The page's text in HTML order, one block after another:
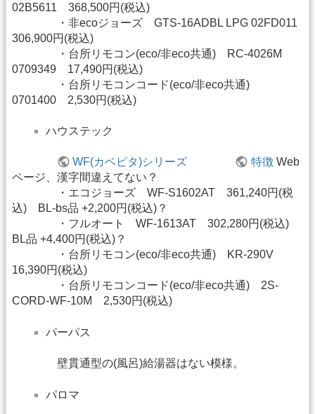
02B5611 368,500円(税込)
・非ecoジョーズ GTS-16ADBL LPG 02FD011
306,900円(税込)
・台所リモコン(eco/非eco共通) RC-4026M
0709349 17,490円(税込)
・台所リモコンコード(eco/非eco共通)
0701400 2,530円(税込)
ハウステック
WF(カベピタ)シリーズ 特徴Web
ページ、漢字間違えてない？
・エコジョーズ WF-S1602AT 361,240円(税
込) BL-bs品 +2,200円(税込)？
・フルオート WF-1613AT 302,280円(税込)
BL品 +4,400円(税込)？
・台所リモコン(eco/非eco共通) KR-290V
16,390円(税込)
・台所リモコンコード(eco/非eco共通) 2S-
CORD-WF-10M 2,530円(税込)
パーパス
壁貫通型の(風呂)給湯器はない模様。
パロマ